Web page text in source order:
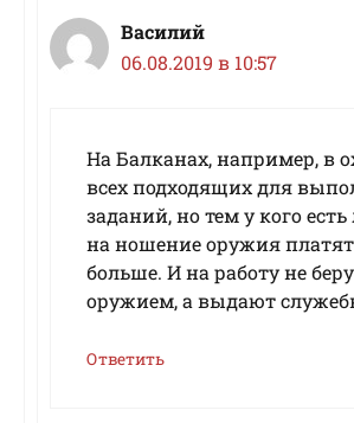
Василий
06.08.2019 в 10:57
На Балканах, например, в
всех подходящих для
заданий, но тем у кого
на ношение оружия
больше. И на работу не
оружием, а выдают
Ответить